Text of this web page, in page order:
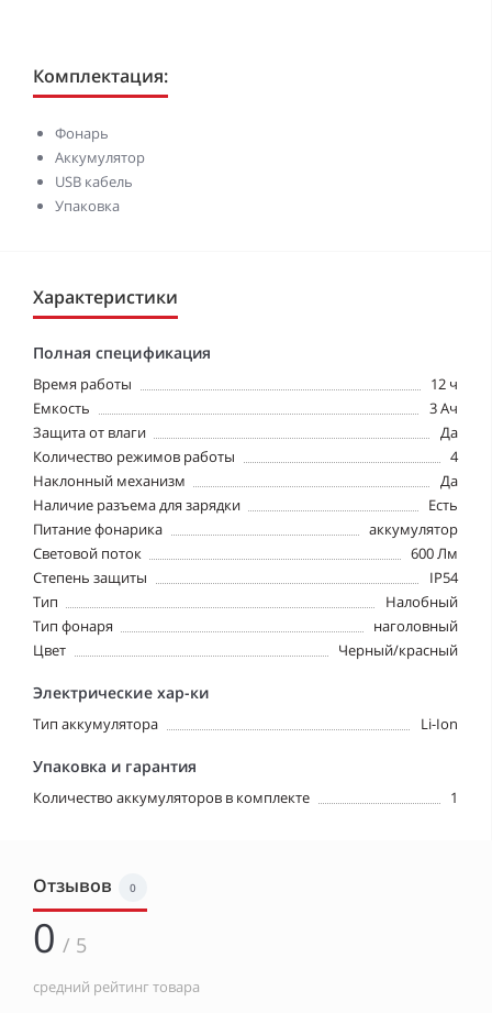
Комплектация:
Фонарь
Аккумулятор
USB кабель
Упаковка
Характеристики
Полная спецификация
Время работы
12 ч
Емкость
3 Ач
Защита от влаги
Да
Количество режимов работы
4
Наклонный механизм
Да
Наличие разъема для зарядки
Есть
Питание фонарика
аккумулятор
Световой поток
600 Лм
Степень защиты
IP54
Тип
Налобный
Тип фонаря
наголовный
Цвет
Черный/красный
Электрические хар-ки
Тип аккумулятора Li-Ion
Упаковка и гарантия
Количество аккумуляторов в комплекте 1
Отзывов 0
0 / 5
средний рейтинг товара